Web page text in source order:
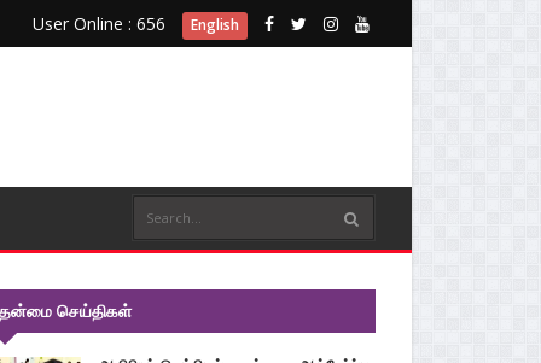
User Online : 656 English
செய்திகள்